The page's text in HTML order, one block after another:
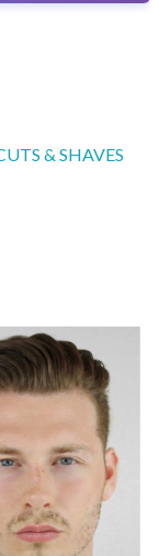
& SHAVES